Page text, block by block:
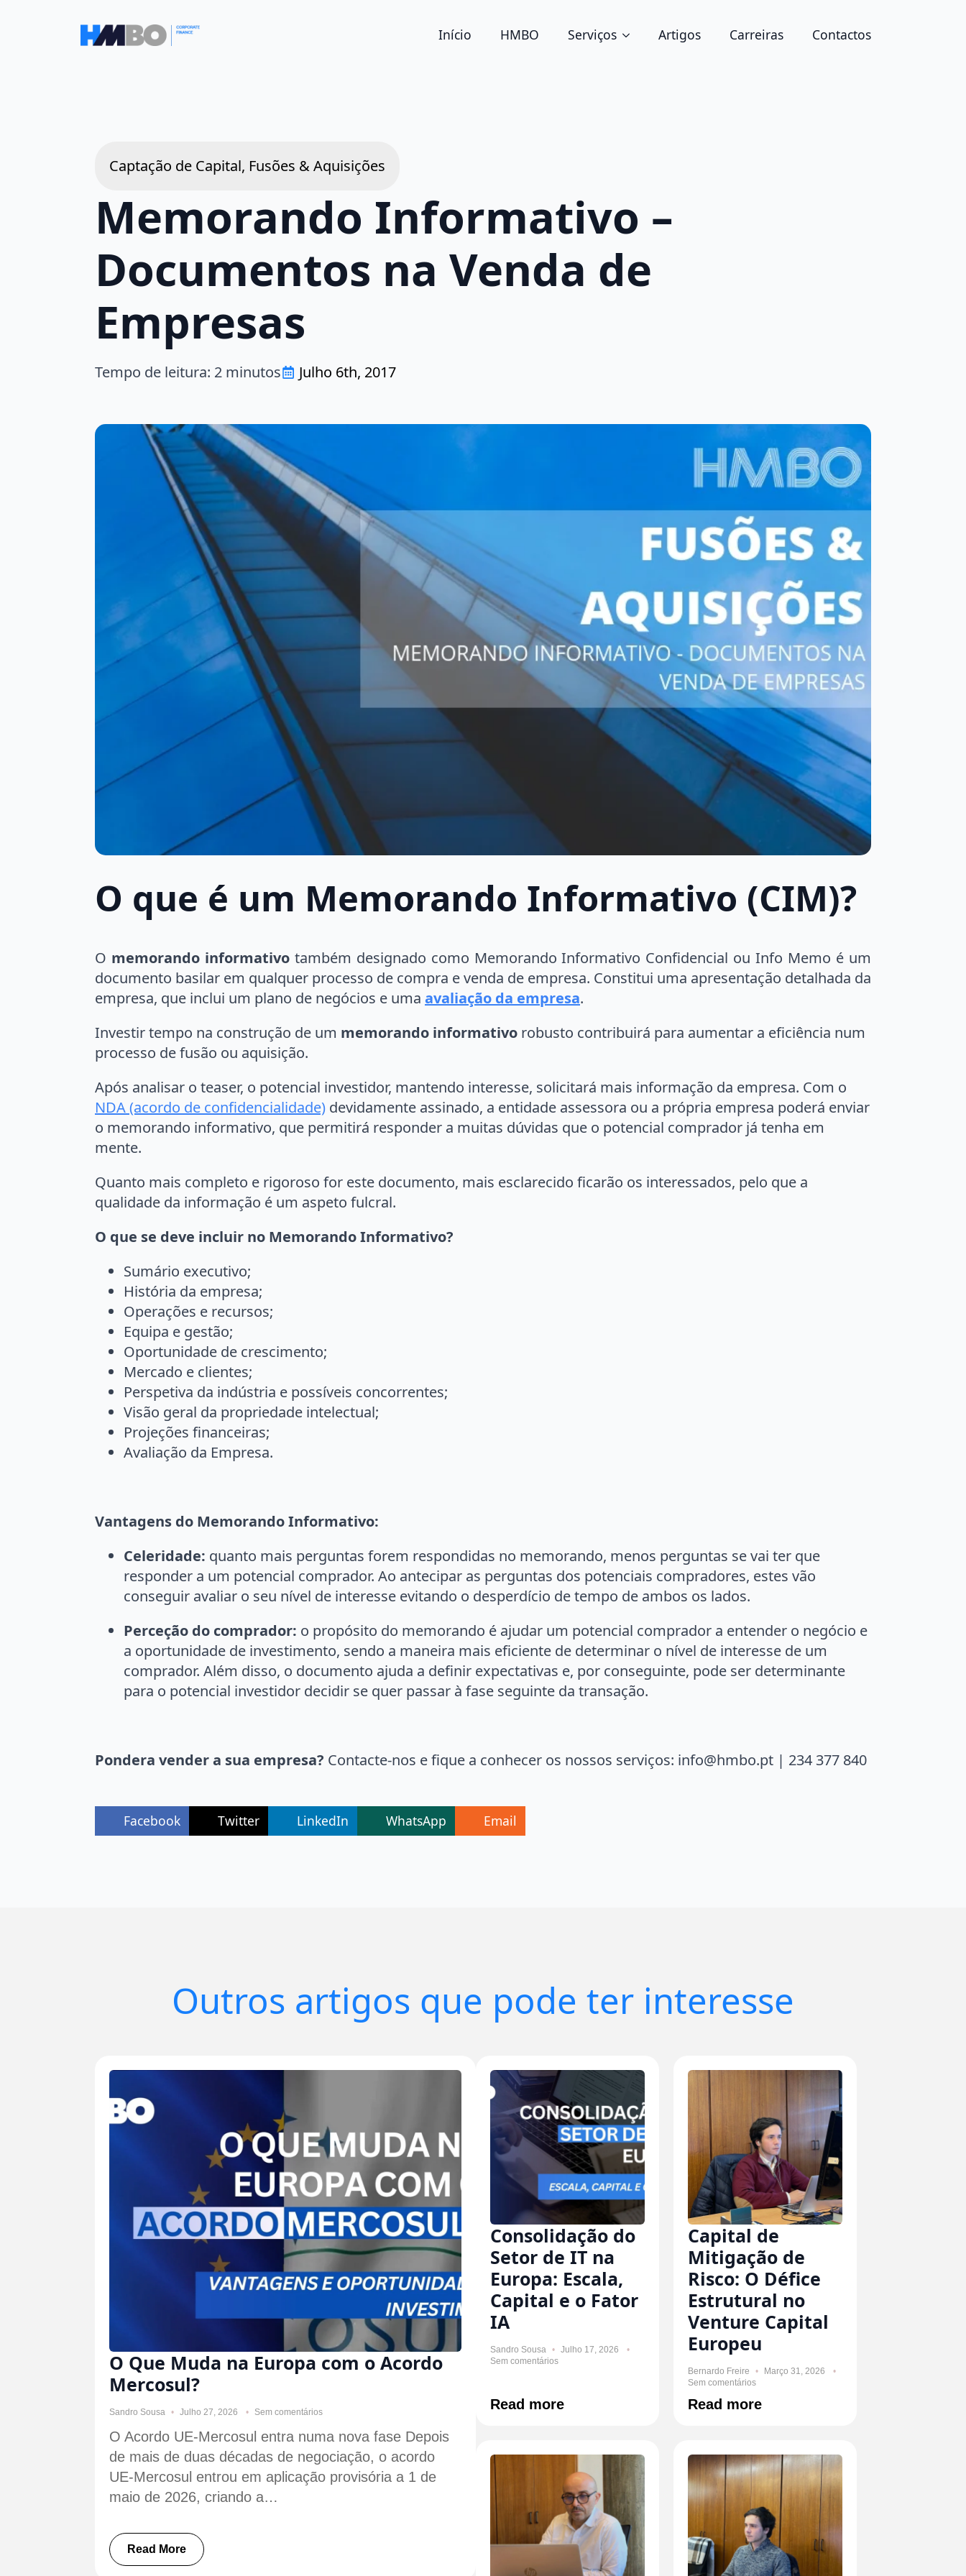
Início HMBO Serviços Artigos Carreiras Contactos
Captação de Capital, Fusões & Aquisições
Memorando Informativo –
Documentos na Venda de
Empresas
Tempo de leitura: 2 minutos Julho 6th, 2017
O que é um Memorando Informativo (CIM)?
O memorando informativotambém designado como Memorando Informativo Confidencial ou Info Memo é um
documento basilar em qualquer processo de compra e venda de empresa. Constitui uma apresentação detalhada da
empresa, que inclui um plano de negócios e uma avaliação da empresa.
Investir tempo na construção de um memorando informativo robusto contribuirá para aumentar a eficiência num
processo de fusão ou aquisição.
Após analisar o teaser, o potencial investidor, mantendo interesse, solicitará mais informação da empresa. Com o
NDA (acordo de confidencialidade) devidamente assinado, a entidade assessora ou a própria empresa poderá enviar
o memorando informativo, que permitirá responder a muitas dúvidas que o potencial comprador já tenha em
mente.
Quanto mais completo e rigoroso for este documento, mais esclarecido ficarão os interessados, pelo que a
qualidade da informação é um aspeto fulcral.
O que se deve incluir no Memorando Informativo?
Sumário executivo;
História da empresa;
Operações e recursos;
Equipa e gestão;
Oportunidade de crescimento;
Mercado e clientes;
Perspetiva da indústria e possíveis concorrentes;
Visão geral da propriedade intelectual;
Projeções financeiras;
Avaliação da Empresa.
Vantagens do Memorando Informativo:
Celeridade: quanto mais perguntas forem respondidas no memorando, menos perguntas se vai ter que
responder a um potencial comprador. Ao antecipar as perguntas dos potenciais compradores, estes vão
conseguir avaliar o seu nível de interesse evitando o desperdício de tempo de ambos os lados.
Perceção do comprador: o propósito do memorando é ajudar um potencial comprador a entender o negócio e
a oportunidade de investimento, sendo a maneira mais eficiente de determinar o nível de interesse de um
comprador. Além disso, o documento ajuda a definir expectativas e, por conseguinte, pode ser determinante
para o potencial investidor decidir se quer passar à fase seguinte da transação.
Pondera vender a sua empresa? Contacte-nos e fique a conhecer os nossos serviços: info@hmbo.pt | 234 377 840
Facebook Twitter LinkedIn WhatsApp Email
Outros artigos que pode ter interesse
O Que Muda na Europa com o Acordo
Mercosul?
Sandro Sousa Julho 27, 2026 Sem comentários
O Acordo UE-Mercosul entra numa nova fase Depois
de mais de duas décadas de negociação, o acordo
UE-Mercosul entrou em aplicação provisória a 1 de
maio de 2026, criando a…
Read More
Consolidação do
Setor de IT na
Europa: Escala,
Capital e o Fator
IA
Sandro Sousa
Julho 17, 2026
Sem comentários
Read more
Capital de
Mitigação de
Risco: O Défice
Estrutural no
Venture Capital
Europeu
Bernardo Freire
Março 31, 2026
Sem comentários
Read more